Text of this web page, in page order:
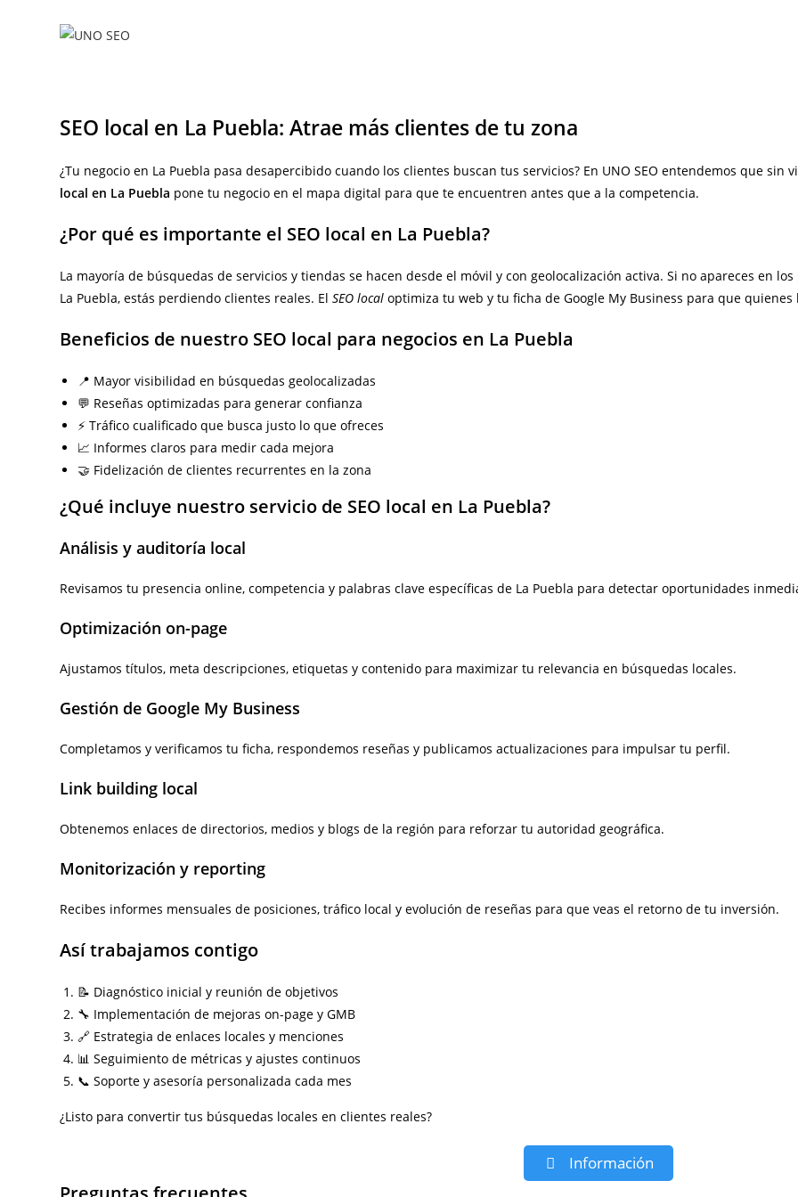
SEO local en La Puebla: Atrae más clientes de tu zona
¿Tu negocio en La Puebla pasa desapercibido cuando los clientes buscan tus servicios? En UNO SEO entendemos que
local en La Puebla pone tu negocio en el mapa digital para que te encuentren antes que a la competencia.
¿Por qué es importante el SEO local en La Puebla?
La mayoría de búsquedas de servicios y tiendas se hacen desde el móvil y con geolocalización activa. Si no apareces en
La Puebla, estás perdiendo clientes reales. ElSEO local optimiza tu web y tu ficha de Google My Business para que quienes
Beneficios de nuestro SEO local para negocios en La Puebla
📍 Mayor visibilidad en búsquedas geolocalizadas
💬 Reseñas optimizadas para generar confianza
⚡ Tráfico cualificado que busca justo lo que ofreces
📈 Informes claros para medir cada mejora
🤝 Fidelización de clientes recurrentes en la zona
¿Qué incluye nuestro servicio de SEO local en La Puebla?
Análisis y auditoría local
Revisamos tu presencia online, competencia y palabras clave específicas de La Puebla para detectar oportunidades
Optimización on-page
Ajustamos títulos, meta descripciones, etiquetas y contenido para maximizar tu relevancia en búsquedas locales.
Gestión de Google My Business
Completamos y verificamos tu ficha, respondemos reseñas y publicamos actualizaciones para impulsar tu perfil.
Link building local
Obtenemos enlaces de directorios, medios y blogs de la región para reforzar tu autoridad geográfica.
Monitorización y reporting
Recibes informes mensuales de posiciones, tráfico local y evolución de reseñas para que veas el retorno de tu inversión.
Así trabajamos contigo
📝 Diagnóstico inicial y reunión de objetivos
🔧 Implementación de mejoras on-page y GMB
🔗 Estrategia de enlaces locales y menciones
📊 Seguimiento de métricas y ajustes continuos
📞 Soporte y asesoría personalizada cada mes
¿Listo para convertir tus búsquedas locales en clientes reales?
Información